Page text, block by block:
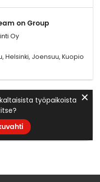
on Group
Oy
Helsinki, Joensuu, Kuopio
työpaikoista ✕